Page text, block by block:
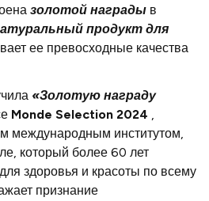
золотой награды в
продукт для
ее превосходные качества
«Золотую награду
Monde Selection 2024 ,
международным институтом,
который более 60 лет
здоровья и красоты по всему
признание